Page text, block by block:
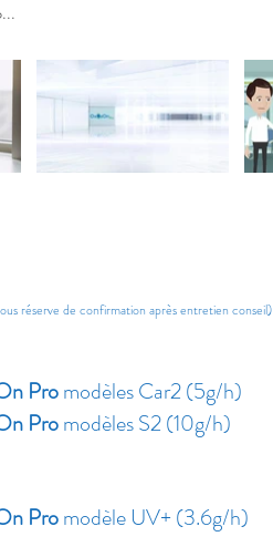
réserve de confirmation après entretien conseil)
Promodèles Car2 (5g/h)
Promodèles S2 (10g/h)
Promodèle UV+ (3.6g/h)